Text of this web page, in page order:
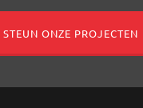
STEUN ONZE PROJECTEN